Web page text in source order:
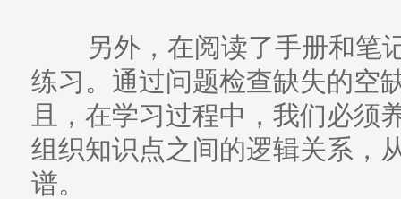
另外，在阅读了手册和笔
练习。通过问题检查缺失的空
且，在学习过程中，我们必须
组织知识点之间的逻辑关系，
谱。